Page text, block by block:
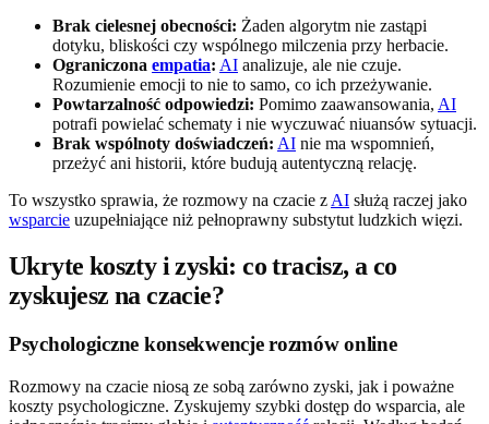
Brak cielesnej obecności: Żaden algorytm nie zastąpi
dotyku, bliskości czy wspólnego milczenia przy herbacie.
Ograniczona empatia: AI analizuje, ale nie czuje.
Rozumienie emocji to nie to samo, co ich przeżywanie.
Powtarzalność odpowiedzi: Pomimo zaawansowania, AI
potrafi powielać schematy i nie wyczuwać niuansów sytuacji.
Brak wspólnoty doświadczeń: AI nie ma wspomnień,
przeżyć ani historii, które budują autentyczną relację.
To wszystko sprawia, że rozmowy na czacie z AI służą raczej jako
wsparcie uzupełniające niż pełnoprawny substytut ludzkich więzi.
Ukryte koszty i zyski: co tracisz, a co
zyskujesz na czacie?
Psychologiczne konsekwencje rozmów online
Rozmowy na czacie niosą ze sobą zarówno zyski, jak i poważne
koszty psychologiczne. Zyskujemy szybki dostęp do wsparcia, ale